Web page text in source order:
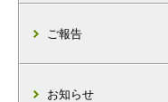
ご報告
お知らせ